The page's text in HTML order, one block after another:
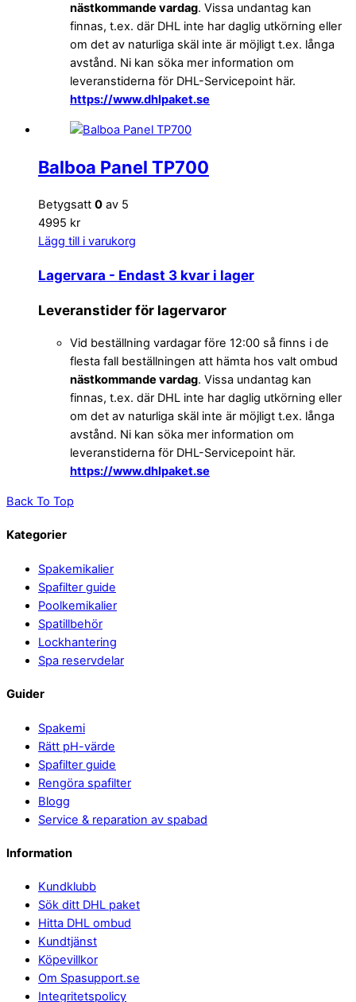
nästkommande vardag. Vissa undantag kan
finnas, t.ex. där DHL inte har daglig utkörning eller
om det av naturliga skäl inte är möjligt t.ex. långa
avstånd. Ni kan söka mer information om
leveranstiderna för DHL-Servicepoint här.
https://www.dhlpaket.se
Balboa Panel TP700
Betygsatt 0 av 5
4995 kr
Lägg till i varukorg
Lagervara - Endast 3 kvar i lager
Leveranstider för lagervaror
Vid beställning vardagar före 12:00 så finns i de
flesta fall beställningen att hämta hos valt ombud
nästkommande vardag. Vissa undantag kan
finnas, t.ex. där DHL inte har daglig utkörning eller
om det av naturliga skäl inte är möjligt t.ex. långa
avstånd. Ni kan söka mer information om
leveranstiderna för DHL-Servicepoint här.
https://www.dhlpaket.se
Back To Top
Kategorier
Spakemikalier
Spafilter guide
Poolkemikalier
Spatillbehör
Lockhantering
Spa reservdelar
Guider
Spakemi
Rätt pH-värde
Spafilter guide
Rengöra spafilter
Blogg
Service & reparation av spabad
Information
Kundklubb
Sök ditt DHL paket
Hitta DHL ombud
Kundtjänst
Köpevillkor
Om Spasupport.se
Integritetspolicy